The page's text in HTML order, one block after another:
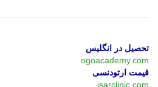
تحصیل در انگلیس
ogoacademy.com
قیمت ارتودنسی
isarclinic.com